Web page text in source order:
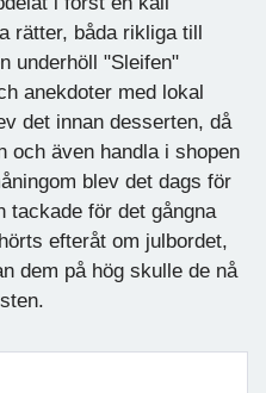
rätter, båda rikliga till
underhöll "Sleifen"
anekdoter med lokal
det innan desserten, då
och även handla i shopen
blev det dags för
tackade för det gångna
efteråt om julbordet,
dem på hög skulle de nå